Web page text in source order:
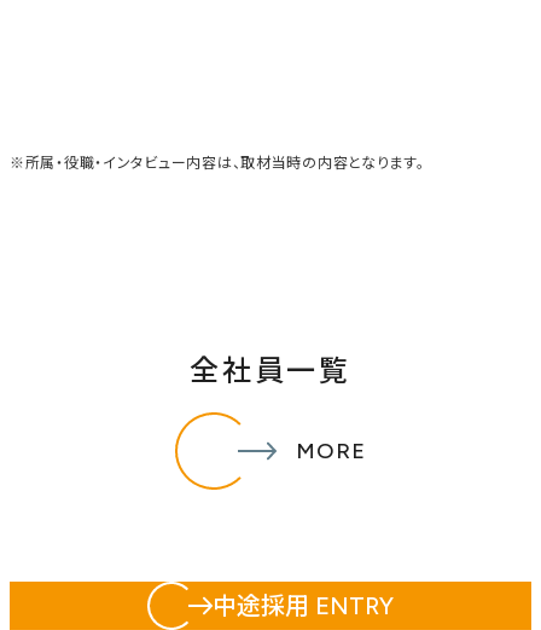
※所属・役職・インタビュー内容は、取材当時の内容となります。
全社員一覧
MORE
中途採用 ENTRY